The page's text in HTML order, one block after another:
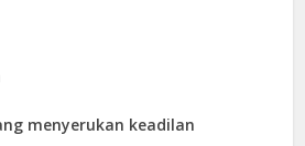
menyerukan keadilan